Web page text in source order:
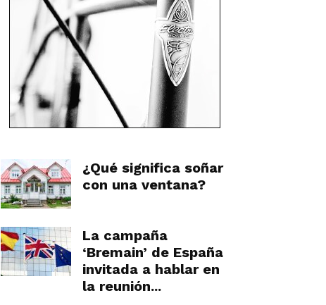
¿Qué significa soñar
con una ventana?
La campaña
‘Bremain’ de España
invitada a hablar en
la reunión...